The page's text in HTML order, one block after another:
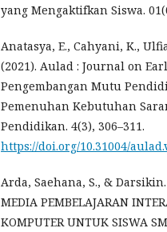
yang Mengaktifkan Siswa.
Anatasya, E., Cahyani, K.,
(2021). Aulad : Journal on
Pengembangan Mutu
Pemenuhan Kebutuhan
Pendidikan. 4(3), 306–311.
https://doi.org/10.31004/
Arda, Saehana, S., & Darsikin.
MEDIA PEMBELAJARAN
KOMPUTER UNTUK SISWA